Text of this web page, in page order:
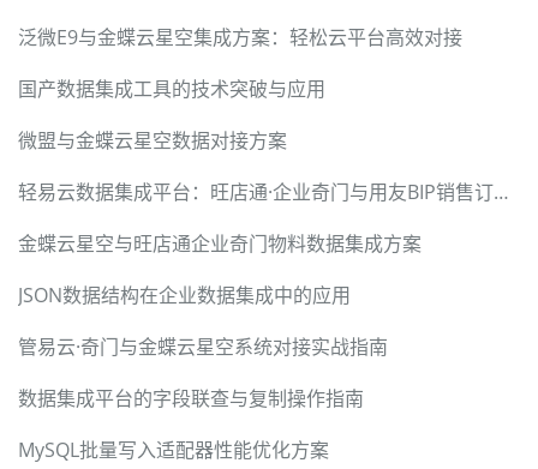
泛微E9与金蝶云星空集成方案：轻松云平台高效对接
国产数据集成工具的技术突破与应用
微盟与金蝶云星空数据对接方案
轻易云数据集成平台：旺店通·企业奇门与用友BIP销售订单无缝对接方案
金蝶云星空与旺店通企业奇门物料数据集成方案
JSON数据结构在企业数据集成中的应用
管易云·奇门与金蝶云星空系统对接实战指南
数据集成平台的字段联查与复制操作指南
MySQL批量写入适配器性能优化方案